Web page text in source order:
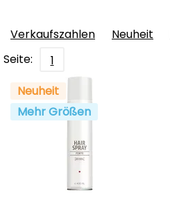
Verkaufszahlen Neuheit
Seite:
1
Neuheit
Mehr Größen